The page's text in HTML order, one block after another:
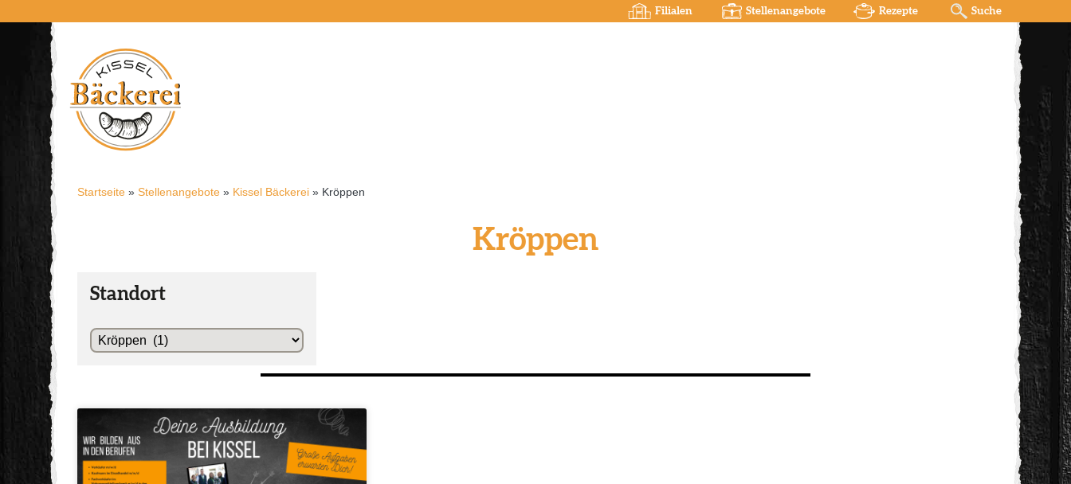
Filialen Stellenangebote Rezepte Suche
Startseite » Stellenangebote » Kissel Bäckerei » Kröppen
Kröppen
Standort